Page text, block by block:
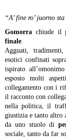
“A’ fine ro’ juorno
Gomorra chiude il
finale
Agguati,
esotici confinati
ispirato
esposto molti
collegamento con i
il racconto con
nella politica, il
giustizia e tanto altro
da uno stuolo di
sociale, tanto da far